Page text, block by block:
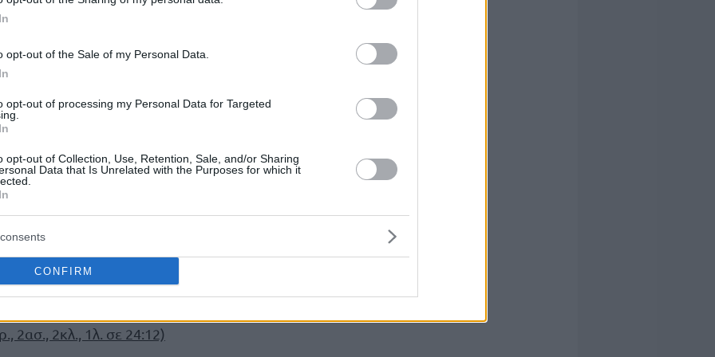
opt-out of the Sale of my Personal Data.
opt-out of processing my Personal Data for Targeted
opt-out of Collection, Use, Retention, Sale, and/or Sharing
Data that Is Unrelated with the Purposes for which it
CONFIRM
με
πολυφωνικής Τουρκ Τέλεκομ. Η τουρκική
επιθέσεις (5-11)
83-98
(1), Ντάνγκουμπιτς 2,
38:20)
10 (2),
1κλ., 3λ. σε 37:52)
Οντσέλ 5, Ερντέν 10, Τέιλορ 9,
6ασ., 2κλ., 3λ. σε 32:59)
2ασ., 2κλ., 1λ. σε 24:12)